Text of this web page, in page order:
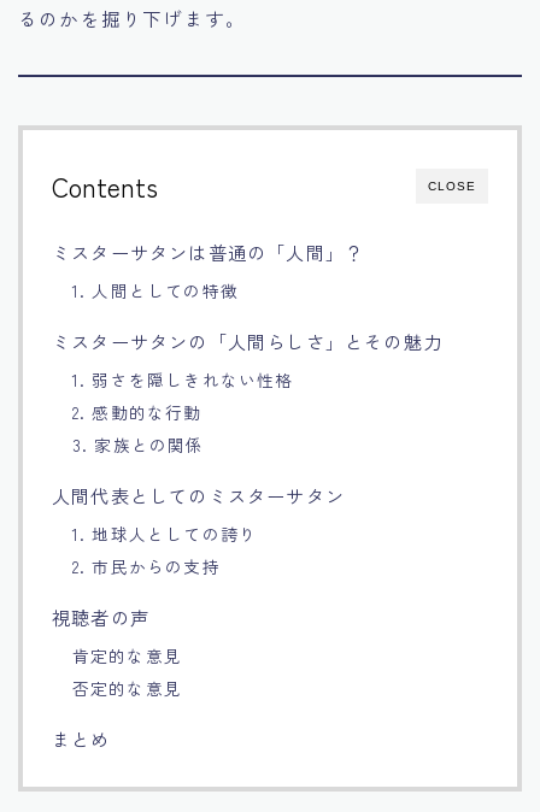
るのかを掘り下げます。
CLOSE
Contents
ミスターサタンは普通の「人間」？
1. 人間としての特徴
ミスターサタンの「人間らしさ」とその魅力
1. 弱さを隠しきれない性格
2. 感動的な行動
3. 家族との関係
人間代表としてのミスターサタン
1. 地球人としての誇り
2. 市民からの支持
視聴者の声
肯定的な意見
否定的な意見
まとめ